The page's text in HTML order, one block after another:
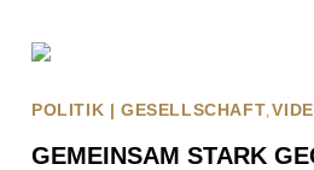
POLITIK | GESELLSCHAFT
GEMEINSAM STARK